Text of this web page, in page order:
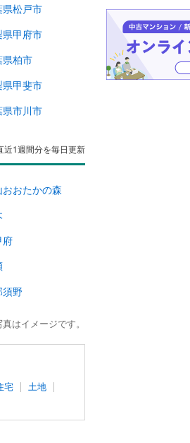
県松戸市
県甲府市
県柏市
県甲斐市
県市川市
近1週間分を毎日更新
おおたかの森
府
須野
はイメージです。
宅
土地